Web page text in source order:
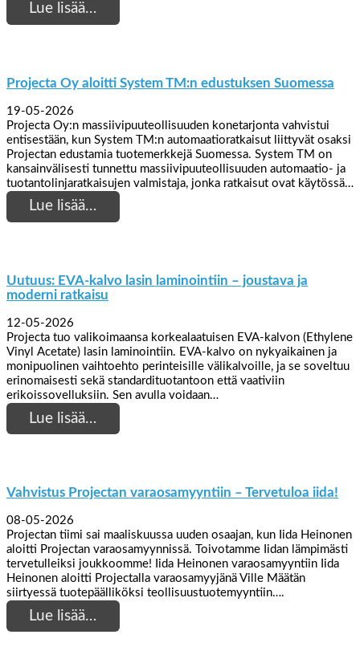
Lue lisää…
Projecta Oy aloitti System TM:n edustuksen Suomessa
19-05-2026
Projecta Oy:n massiivipuuteollisuuden konetarjonta vahvistui
entisestään, kun System TM:n automaatioratkaisut liittyvät osaksi
Projectan edustamia tuotemerkkejä Suomessa. System TM on
kansainvälisesti tunnettu massiivipuuteollisuuden automaatio- ja
tuotantolinjaratkaisujen valmistaja, jonka ratkaisut ovat käytössä…
Lue lisää…
Uutuus: EVA-kalvo lasin laminointiin – joustava ja
moderni ratkaisu
12-05-2026
Projecta tuo valikoimaansa korkealaatuisen EVA-kalvon (Ethylene
Vinyl Acetate) lasin laminointiin. EVA-kalvo on nykyaikainen ja
monipuolinen vaihtoehto perinteisille välikalvoille, ja se soveltuu
erinomaisesti sekä standardituotantoon että vaativiin
erikoissovelluksiin. Sen avulla voidaan…
Lue lisää…
Vahvistus Projectan varaosamyyntiin – Tervetuloa iida!
08-05-2026
Projectan tiimi sai maaliskuussa uuden osaajan, kun Iida Heinonen
aloitti Projectan varaosamyynnissä. Toivotamme Iidan lämpimästi
tervetulleiksi joukkoomme! Iida Heinonen varaosamyyntiin Iida
Heinonen aloitti Projectalla varaosamyyjänä Ville Määtän
siirtyessä tuotepäälliköksi teollisuustuotemyyntiin….
Lue lisää…